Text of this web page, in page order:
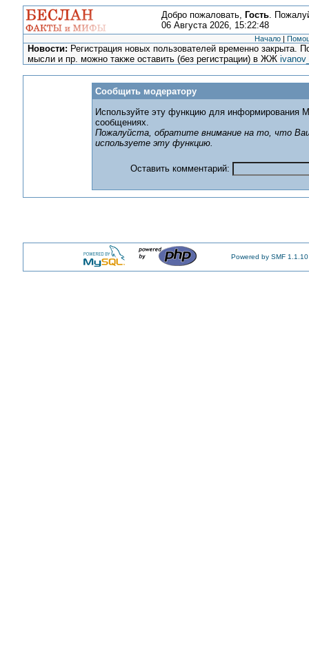
Добро пожаловать, Гость.
06 Августа 2026, 15:22:48
Начало |
Новости: Регистрация новых пользователей временно закрыта.
мысли и пр. можно также оставить (без регистрации) в ЖЖ
Сообщить модератору
Используйте эту функцию для информирования
сообщениях.
Пожалуйста, обратите внимание на то, что
используете эту функцию.
Оставить комментарий:
Powered by SMF 1.1.10